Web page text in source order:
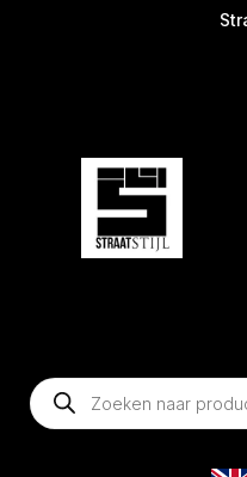
Producten
zoeken